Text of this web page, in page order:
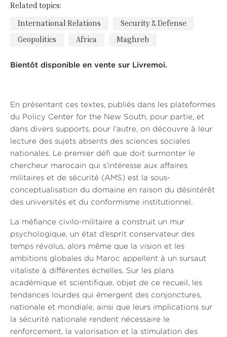
Related topics:
International Relations
Security & Defense
Geopolitics
Africa Maghreb
Bientôt disponible en vente sur Livremoi.
En présentant ces textes, publiés dans les plateformes
du Policy Center for the New South, pour partie, et
dans divers supports, pour l’autre, on découvre à leur
lecture des sujets absents des sciences sociales
nationales. Le premier défi que doit surmonter le
chercheur marocain qui s’intéresse aux affaires
militaires et de sécurité (AMS) est la sous-
conceptualisation du domaine en raison du désintérêt
des universités et du conformisme institutionnel.
La méfiance civilo-militaire a construit un mur
psychologique, un état d’esprit conservateur des
temps révolus, alors même que la vision et les
ambitions globales du Maroc appellent à un sursaut
vitaliste à différentes échelles. Sur les plans
académique et scientifique, objet de ce recueil, les
tendances lourdes qui émergent des conjonctures,
nationale et mondiale, ainsi que leurs implications sur
la sécurité nationale rendent nécessaire le
renforcement, la valorisation et la stimulation des